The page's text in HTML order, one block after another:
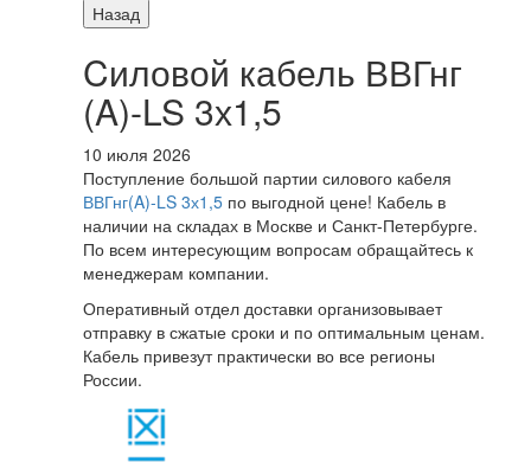
Назад
Cиловой кабель ВВГнг
(A)-LS 3х1,5
10 июля 2026
Поступление большой партии силового кабеля
ВВГнг(A)-LS 3х1,5 по выгодной цене! Кабель в
наличии на складах в Москве и Санкт-Петербурге.
По всем интересующим вопросам обращайтесь к
менеджерам компании.
Оперативный отдел доставки организовывает
отправку в сжатые сроки и по оптимальным ценам.
Кабель привезут практически во все регионы
России.